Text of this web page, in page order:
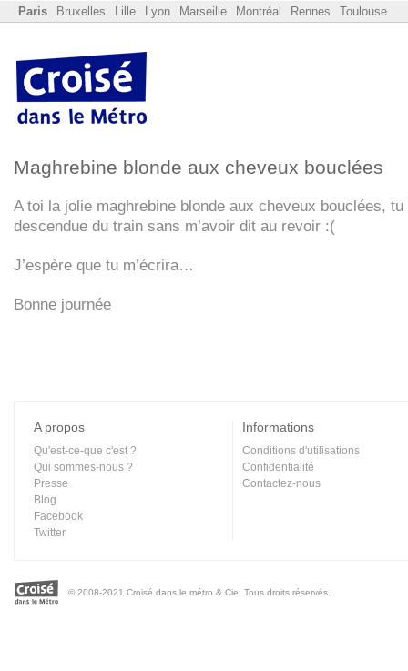
Paris Bruxelles Lille Lyon Marseille Montréal Rennes Toulouse
Maghrebine blonde aux cheveux bouclées
A toi la jolie maghrebine blonde aux cheveux bouclées, tu
descendue du train sans m’avoir dit au revoir :(
J’espère que tu m’écrira…
Bonne journée
A propos
Qu'est-ce-que c'est ?
Qui sommes-nous ?
Presse
Blog
Facebook
Twitter
Informations
Conditions d'utilisations
Confidentialité
Contactez-nous
© 2008-2021 Croisé dans le métro & Cie. Tous droits réservés.